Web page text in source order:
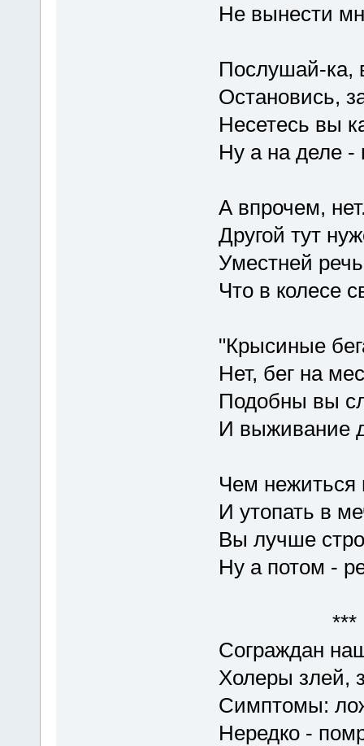
Не вынести
Послушай-ка,
Остановись,
Несетесь вы
Ну а на деле -
А впрочем,
Другой тут
Уместней
Что в колесе
"Крысиные
Нет, бег на
Подобны вы
И выживание
Чем нежиться
И утопать в
Вы лучше
Ну а потом -
***
Сограждан
Холеры злей,
Симптомы:
Нередко -